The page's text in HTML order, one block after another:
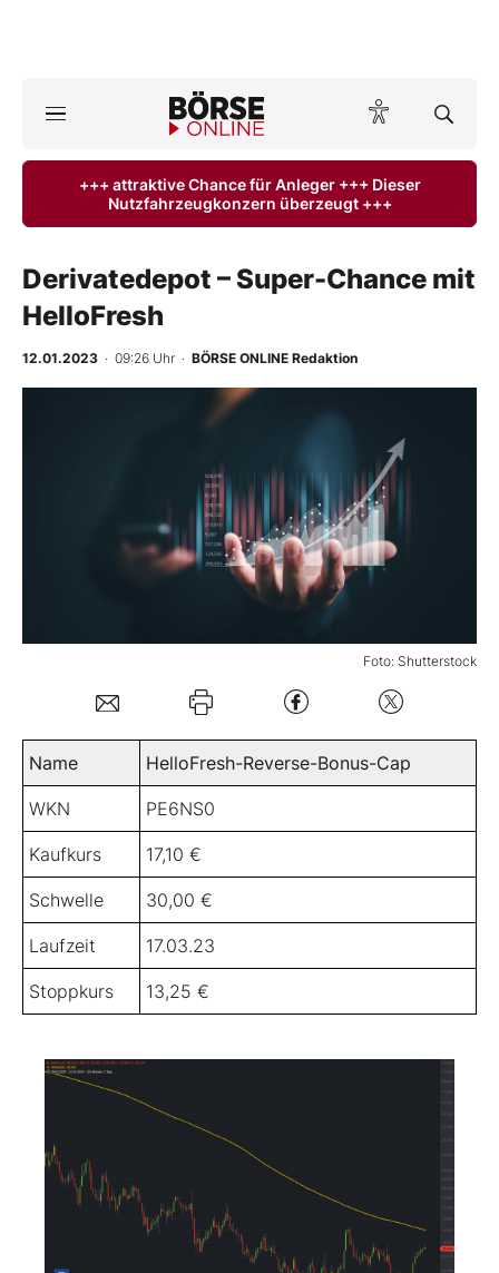
Anlageprodukte
Finanz-Check
Abo & Shop
Mein Konto
Kontakt
+++ attraktive Chance für Anleger +++ Dieser
Nutzfahrzeugkonzern überzeugt +++
Derivatedepot – Super-Chance mit
HelloFresh
12.01.2023 · 09:26 Uhr · BÖRSE ONLINE Redaktion
Foto: Shutterstock
Name HelloFresh-Reverse-Bonus-Cap
WKN PE6NS0
Kaufkurs 17,10 €
Schwelle 30,00 €
Laufzeit 17.03.23
Stoppkurs 13,25 €